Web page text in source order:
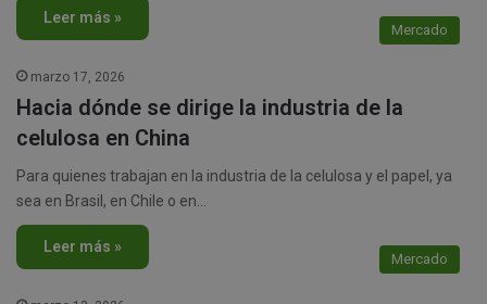
Leer más »
Mercado
marzo 17, 2026
Hacia dónde se dirige la industria de la
celulosa en China
Para quienes trabajan en la industria de la celulosa y el papel, ya
sea en Brasil, en Chile o en…
Leer más »
Mercado